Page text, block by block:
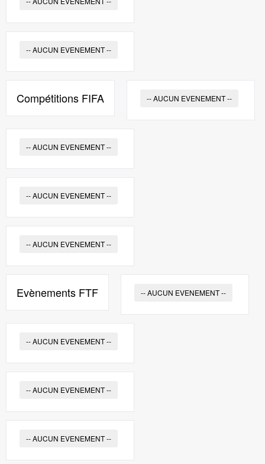
-- AUCUN EVENEMENT --
Compétitions FIFA -- AUCUN EVENEMENT --
-- AUCUN EVENEMENT --
-- AUCUN EVENEMENT --
-- AUCUN EVENEMENT --
Evènements FTF -- AUCUN EVENEMENT --
-- AUCUN EVENEMENT --
-- AUCUN EVENEMENT --
-- AUCUN EVENEMENT --